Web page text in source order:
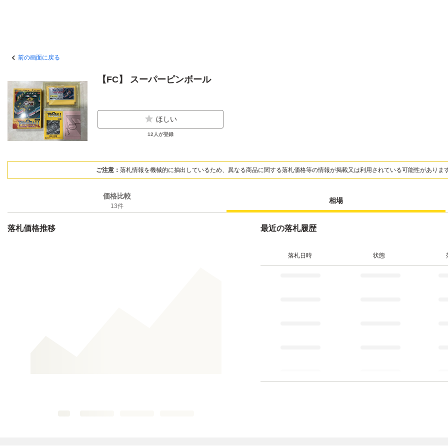
前の画面に戻る
【FC】 スーパーピンボール
ほしい
12 人が登録
ご注意： 落札情報を機械的に抽出しているため、異なる商品に関する落札価格等の情報が掲載又は利用されている可能性がありま
価格比較
13件
相場
落札価格推移 最近の落札履歴
落札日時 状態